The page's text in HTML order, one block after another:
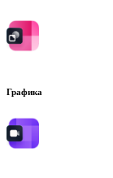
Графика